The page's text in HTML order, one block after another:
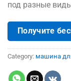
под разные
Получите
Category: машина